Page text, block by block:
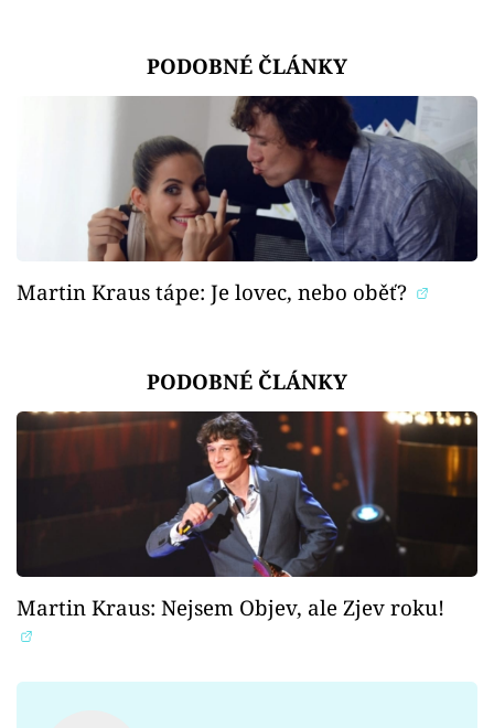
PODOBNÉ ČLÁNKY
Martin Kraus tápe: Je lovec, nebo oběť?
PODOBNÉ ČLÁNKY
Martin Kraus: Nejsem Objev, ale Zjev roku!